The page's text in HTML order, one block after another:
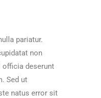
pariatur.
non
officia deserunt
Sed ut
natus error sit